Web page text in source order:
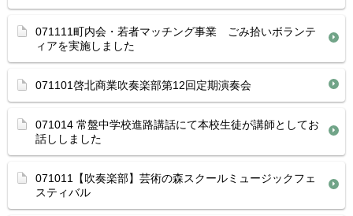
071111町内会・若者マッチング事業 ごみ拾いボランテ
ィアを実施しました
071101啓北商業吹奏楽部第12回定期演奏会
071014 常盤中学校進路講話にて本校生徒が講師としてお
話ししました
071011【吹奏楽部】芸術の森スクールミュージックフェ
スティバル